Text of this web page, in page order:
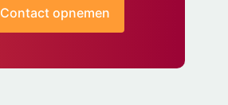
Contact opnemen